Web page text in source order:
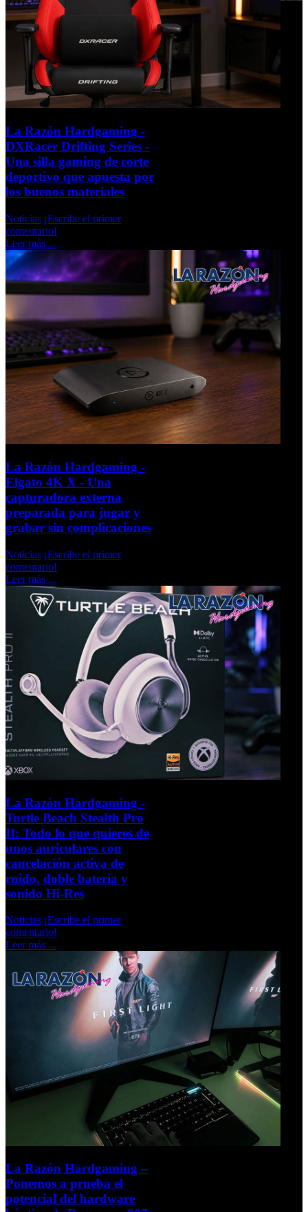
La Razón Hardgaming -
DXRacer Drifting Series -
Una silla gaming de corte
deportivo que apuesta por
los buenos materiales
Noticias ¡Escribe el primer
comentario!
Leer más ...
La Razón Hardgaming -
Elgato 4K X - Una
capturadora externa
preparada para jugar y
grabar sin complicaciones
Noticias ¡Escribe el primer
comentario!
Leer más ...
La Razón Hardgaming -
Turtle Beach Stealth Pro
II: Todo lo que quieres de
unos auriculares con
cancelación activa de
ruido, doble batería y
sonido Hi-Res
Noticias ¡Escribe el primer
comentario!
Leer más ...
La Razón Hardgaming –
Ponemos a prueba el
potencial del hardware